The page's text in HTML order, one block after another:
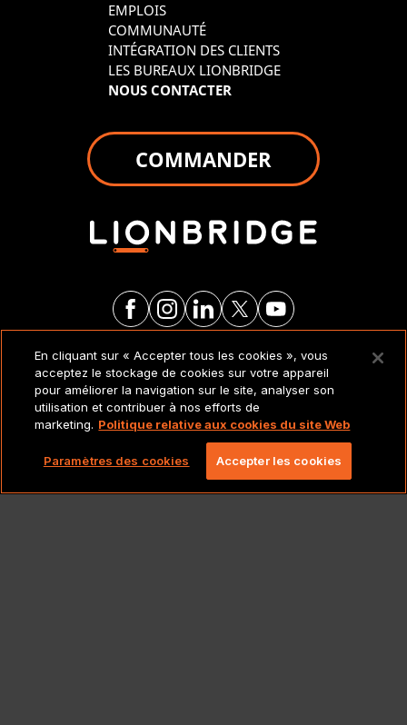
EMPLOIS
COMMUNAUTÉ
INTÉGRATION DES CLIENTS
LES BUREAUX LIONBRIDGE
NOUS CONTACTER
COMMANDER
MENTIONS LÉGALES ET
POLITIQUES
Copyright 2026 Lionbridge Technologies, LLC. Tous
droits réservés.
En cliquant sur « Accepter tous les cookies », vous
acceptez le stockage de cookies sur votre appareil
pour améliorer la navigation sur le site, analyser son
utilisation et contribuer à nos efforts de
marketing. Politique relative aux cookies du site Web
Paramètres des cookies Accepter les cookies